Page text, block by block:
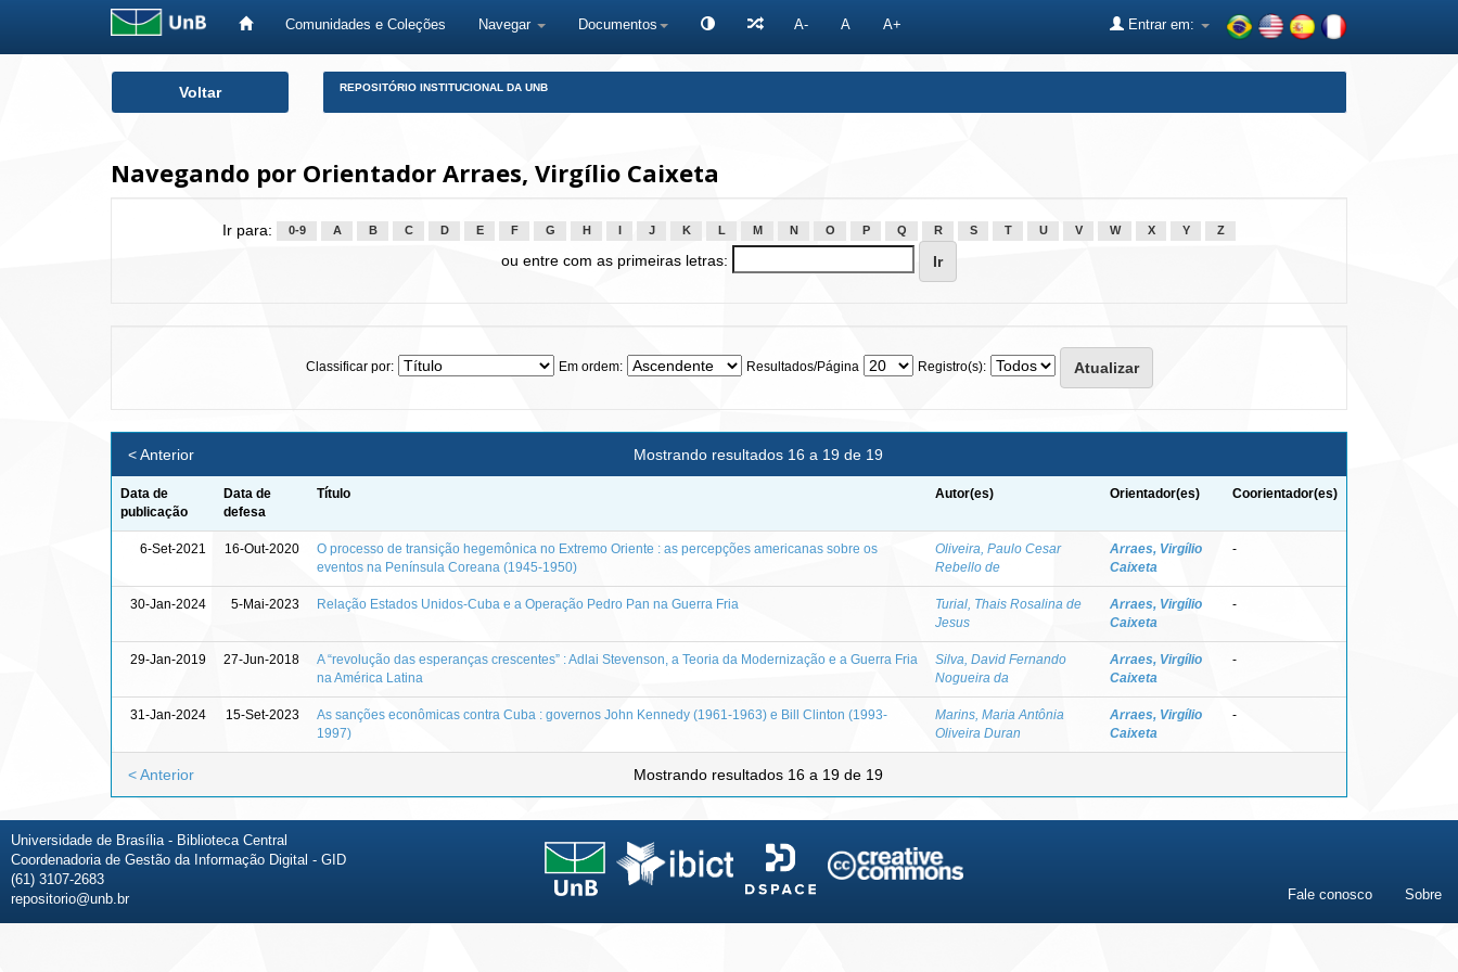
Comunidades e Coleções Navegar Documentos A- A A+ Entrar em:
Voltar REPOSITÓRIO INSTITUCIONAL DA UNB
Navegando por Orientador Arraes, Virgílio Caixeta
Ir para: 0-9 A B C D E F G H J K L M N O P Q R S T U V W X Y Z
ou entre com as primeiras letras:
Classificar por: Em ordem: Resultados/Página Registro(s):
Mostrando resultados 16 a 19 de 19
< Anterior
Data de
publicação
Data de
defesa
Título Autor(es) Orientador(es) Coorientador(es)
6-Set-2021 16-Out-2020
O processo de transição hegemônica no Extremo Oriente : as percepções americanas sobre os
eventos na Península Coreana (1945-1950)
Oliveira, Paulo Cesar
Rebello de
Arraes, Virgílio
Caixeta
-
30-Jan-2024 5-Mai-2023 Relação Estados Unidos-Cuba e a Operação Pedro Pan na Guerra Fria
Turial, Thais Rosalina de
Jesus
Arraes, Virgílio
Caixeta
-
29-Jan-2019 27-Jun-2018
A “revolução das esperanças crescentes” : Adlai Stevenson, a Teoria da Modernização e a Guerra Fria
na América Latina
Silva, David Fernando
Nogueira da
Arraes, Virgílio
Caixeta
-
31-Jan-2024 15-Set-2023
As sanções econômicas contra Cuba : governos John Kennedy (1961-1963) e Bill Clinton (1993-
1997)
Marins, Maria Antônia
Oliveira Duran
Arraes, Virgílio
Caixeta
-
Mostrando resultados 16 a 19 de 19
< Anterior
Universidade de Brasília - Biblioteca Central
Coordenadoria de Gestão da Informação Digital - GID
(61) 3107-2683
repositorio@unb.br
Fale conosco Sobre